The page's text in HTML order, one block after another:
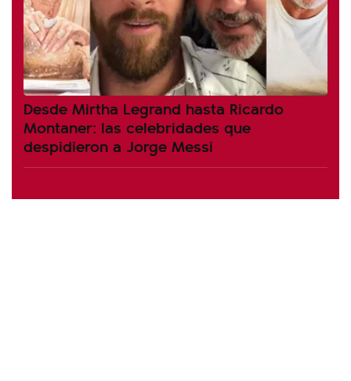
Desde Mirtha Legrand hasta Ricardo
Montaner: las celebridades que
despidieron a Jorge Messi